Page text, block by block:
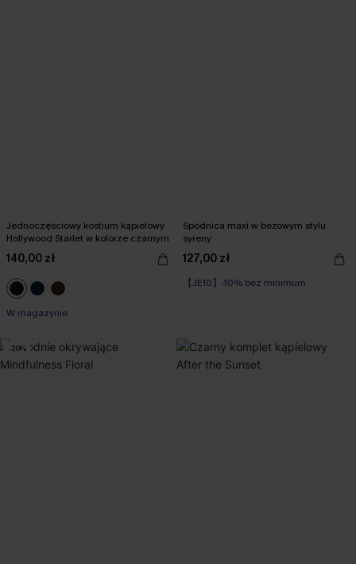
Jednoczęściowy kostium kąpielowy
Hollywood Starlet w kolorze czarnym
140,00 zł
W magazynie
Spódnica maxi w beżowym stylu
syreny
127,00 zł
【JE10】-10% bez minimum
-20%